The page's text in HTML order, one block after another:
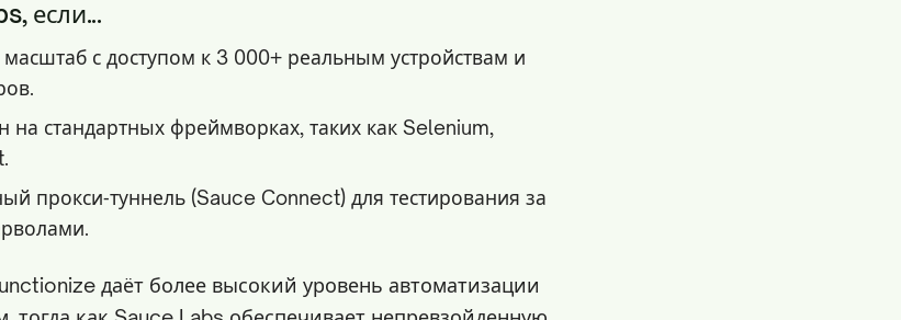
если...
с доступом к 3 000+ реальным устройствам и
на стандартных фреймворках, таких как Selenium,
прокси‑туннель (Sauce Connect) для тестирования за
даёт более высокий уровень автоматизации